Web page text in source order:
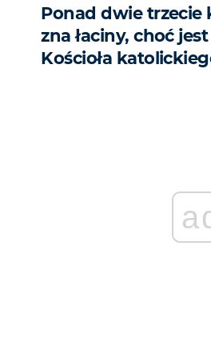
Ponad dwie trzecie
zna łaciny, choć
Kościoła